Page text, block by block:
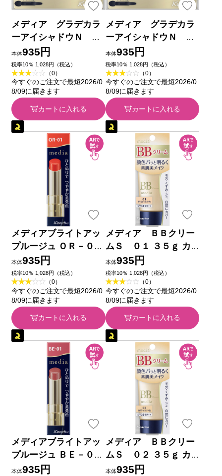
メディア グラデカラ
ーアイシャドウＮ Ｐ
Ｕ－０１ ３．１ｇ カ
ネボウ化粧品
本体935円
税率10％ 1,028円（税込）
（0）
今すぐのご注文で最短2026/0
8/09に届きます
カートに入れる
メディア グラデカラ
ーアイシャドウＮ Ｂ
Ｒ－０１ ３．１ｇ カ
ネボウ化粧品
本体935円
税率10％ 1,028円（税込）
（0）
今すぐのご注文で最短2026/0
8/09に届きます
カートに入れる
メディアブライトアッ
プルージュ ＯＲ－０１
カネボウ化粧品
本体935円
税率10％ 1,028円（税込）
（0）
今すぐのご注文で最短2026/0
8/09に届きます
カートに入れる
メディア ＢＢクリー
ムＳ ０１ ３５ｇ カ
ネボウ化粧品
本体935円
税率10％ 1,028円（税込）
（0）
今すぐのご注文で最短2026/0
8/09に届きます
カートに入れる
メディアブライトアッ
プルージュ ＢＥ－０１
カネボウ化粧品
本体935円
メディア ＢＢクリー
ムＳ ０２ ３５ｇ カ
ネボウ化粧品
本体935円